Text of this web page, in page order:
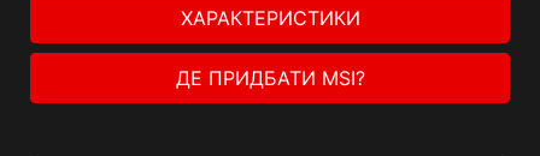
ХАРАКТЕРИСТИКИ
ДЕ ПРИДБАТИ MSI?